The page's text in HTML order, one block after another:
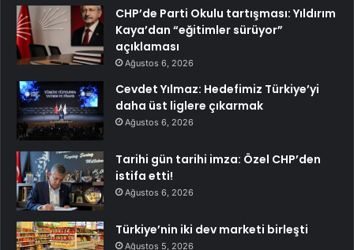
CHP’de Parti Okulu tartışması: Yıldırım
Kaya’dan “eğitimler sürüyor”
açıklaması
Ağustos 6, 2026
Cevdet Yılmaz: Hedefimiz Türkiye’yi
daha üst liglere çıkarmak
Ağustos 6, 2026
Tarihi gün tarihi imza: Özel CHP’den
istifa etti!
Ağustos 6, 2026
Türkiye’nin iki dev marketi birleşti
Ağustos 5, 2026